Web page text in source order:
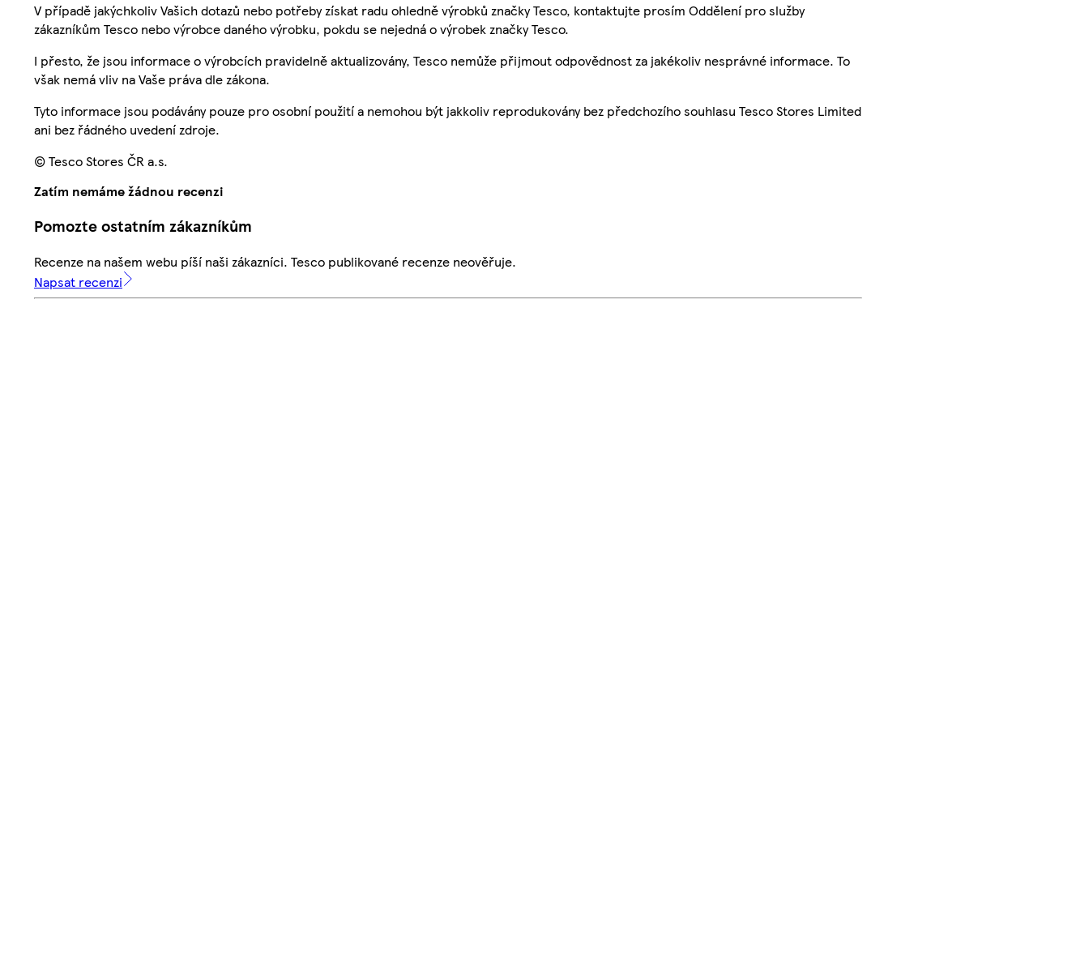
V případě jakýchkoliv Vašich dotazů nebo potřeby získat radu ohledně výrobků značky Tesco, kontaktujte prosím Oddělení pro služby
zákazníkům Tesco nebo výrobce daného výrobku, pokdu se nejedná o výrobek značky Tesco.
I přesto, že jsou informace o výrobcích pravidelně aktualizovány, Tesco nemůže přijmout odpovědnost za jakékoliv nesprávné informace. To
však nemá vliv na Vaše práva dle zákona.
Tyto informace jsou podávány pouze pro osobní použití a nemohou být jakkoliv reprodukovány bez předchozího souhlasu Tesco Stores Limited
ani bez řádného uvedení zdroje.
© Tesco Stores ČR a.s.
Zatím nemáme žádnou recenzi
Pomozte ostatním zákazníkům
Recenze na našem webu píší naši zákazníci. Tesco publikované recenze neověřuje.
Napsat recenzi